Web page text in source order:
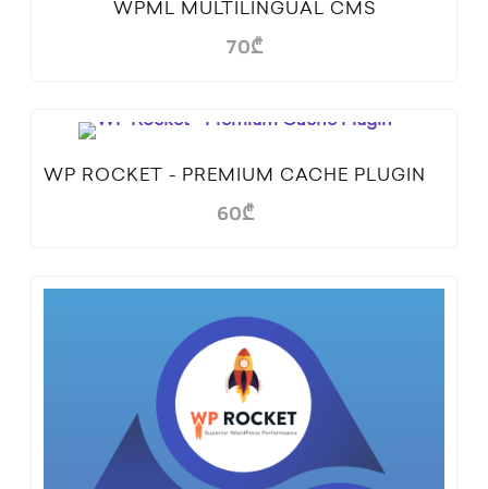
WPML MULTILINGUAL CMS
70₾
WP ROCKET - PREMIUM CACHE PLUGIN
60₾